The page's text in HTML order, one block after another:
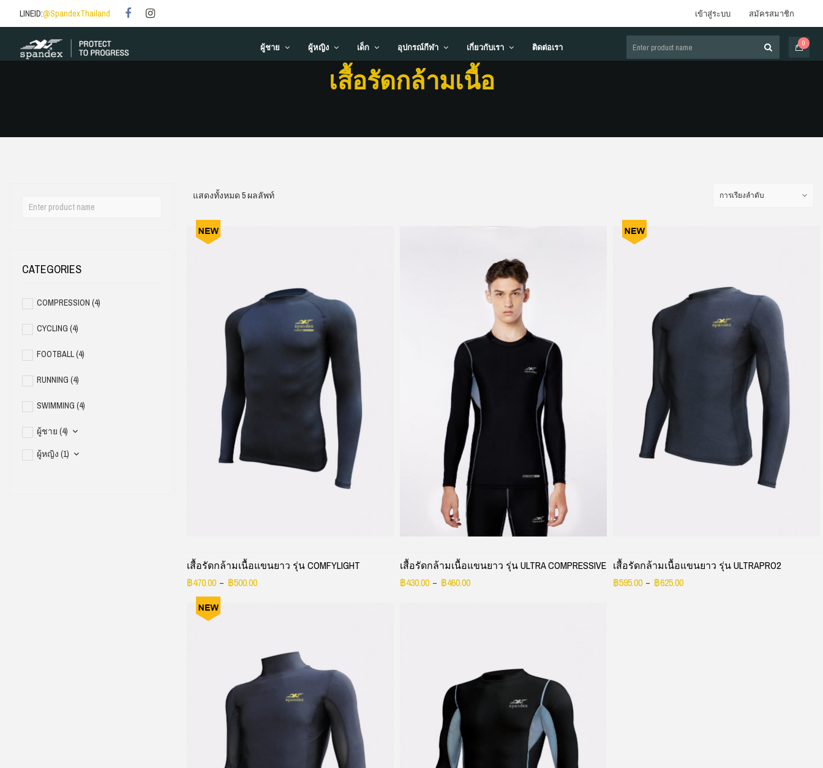
LINEID:@SpandexThailand เข้าสู่ระบบ สมัครสมาชิก
ผู้ชาย ผู้หญิง เด็ก อุปกรณ์กีฬา เกี่ยวกับเรา ติดต่อเรา 0
เสื้อรัดกล้ามเนื้อ
แสดงทั้งหมด 5 ผลลัพท์
เสื้อรัดกล้ามเนื้อแขนยาว รุ่น COMFYLIGHT
฿470.00 – ฿500.00
เสื้อรัดกล้ามเนื้อแขนยาว รุ่น ULTRA COMPRESSIVE
฿430.00 – ฿460.00
เสื้อรัดกล้ามเนื้อแขนยาว รุ่น ULTRAPRO2
฿595.00 – ฿625.00
CATEGORIES
COMPRESSION (4)
CYCLING (4)
FOOTBALL(4)
RUNNING (4)
SWIMMING (4)
ผู้ชาย (4)
ผู้หญิง (1)